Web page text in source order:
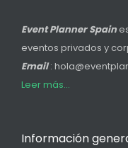
Event Planner Spain
eventos privados y
Email:
Leer más...
Información